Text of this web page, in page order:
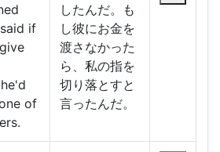
if
of
したんだ。も
し彼にお金を
渡さなかった
ら、私の指を
切り落とすと
言ったんだ。